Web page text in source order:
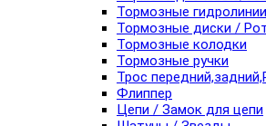
Тормозные гидролинии
Тормозные диски /
Тормозные колодки
Тормозные ручки
Трос
Флиппер
Цепи / Замок для цепи